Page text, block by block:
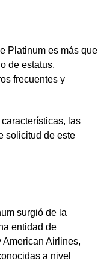
Platinum es más que
de estatus,
frecuentes y
las
solicitud de este
surgió de la
entidad de
American Airlines,
a nivel